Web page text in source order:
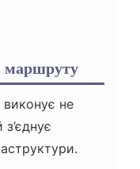
маршруту
не